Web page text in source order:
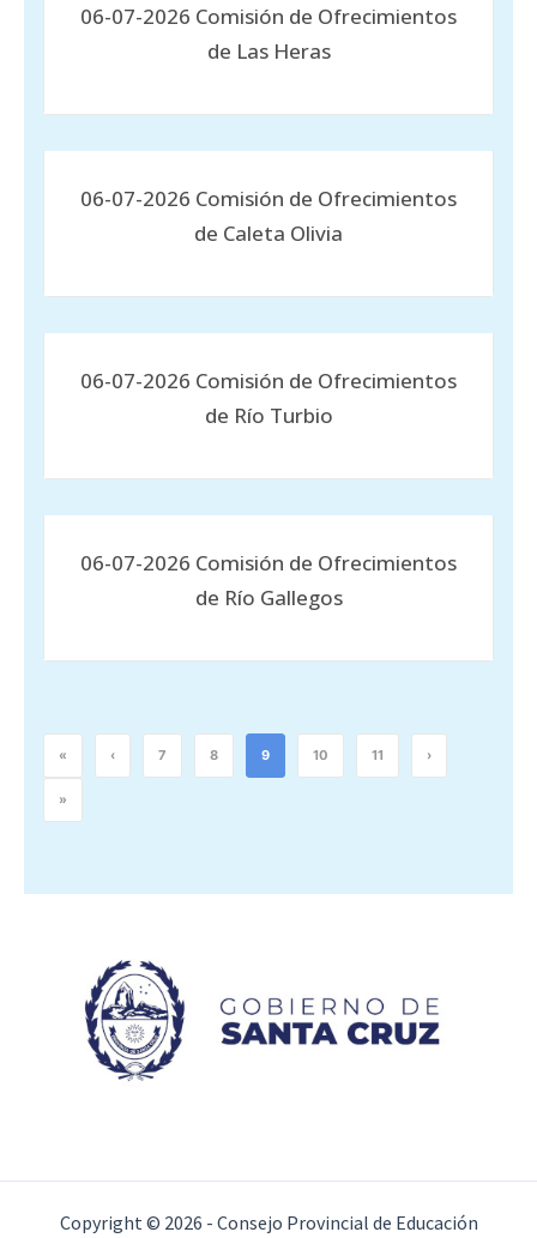
06-07-2026 Comisión de Ofrecimientos
de Las Heras
06-07-2026 Comisión de Ofrecimientos
de Caleta Olivia
06-07-2026 Comisión de Ofrecimientos
de Río Turbio
06-07-2026 Comisión de Ofrecimientos
de Río Gallegos
« ‹ 7 8 9 10 11 ›
»
Copyright © 2026 - Consejo Provincial de Educación